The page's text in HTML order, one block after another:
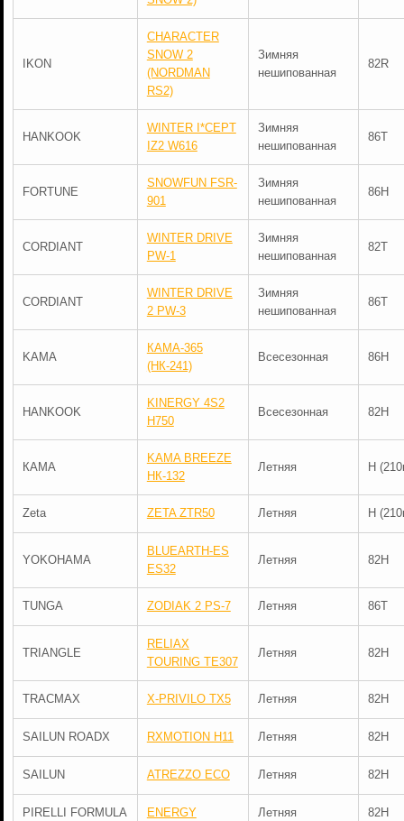
IKON
CHARACTER
SNOW 2
(NORDMAN
RS2)
Зимняя
нешипованная
82R
HANKOOK
WINTER I*CEPT
IZ2 W616
Зимняя
нешипованная
86T
FORTUNE
SNOWFUN FSR-
901
Зимняя
нешипованная
86H
CORDIANT
WINTER DRIVE
PW-1
Зимняя
нешипованная
82T
CORDIANT
WINTER DRIVE
2 PW-3
Зимняя
нешипованная
86T
KAMA
КАМА-365
(НК-241)
Всесезонная 86H
HANKOOK
KINERGY 4S2
H750
Всесезонная 82H
КАМА
KAMA BREEZE
НК-132
Летняя H
Zeta ZETA ZTR50 Летняя H
YOKOHAMA
BLUEARTH-ES
ES32
Летняя 82H
TUNGA ZODIAK 2 PS-7 Летняя 86T
TRIANGLE
RELIAX
TOURING TE307
Летняя 82H
TRACMAX X-PRIVILO TX5 Летняя 82H
SAILUN ROADX RXMOTION H11 Летняя 82H
SAILUN ATREZZO ECO Летняя 82H
PIRELLI FORMULA ENERGY Летняя 82H